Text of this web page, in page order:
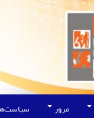
مرور